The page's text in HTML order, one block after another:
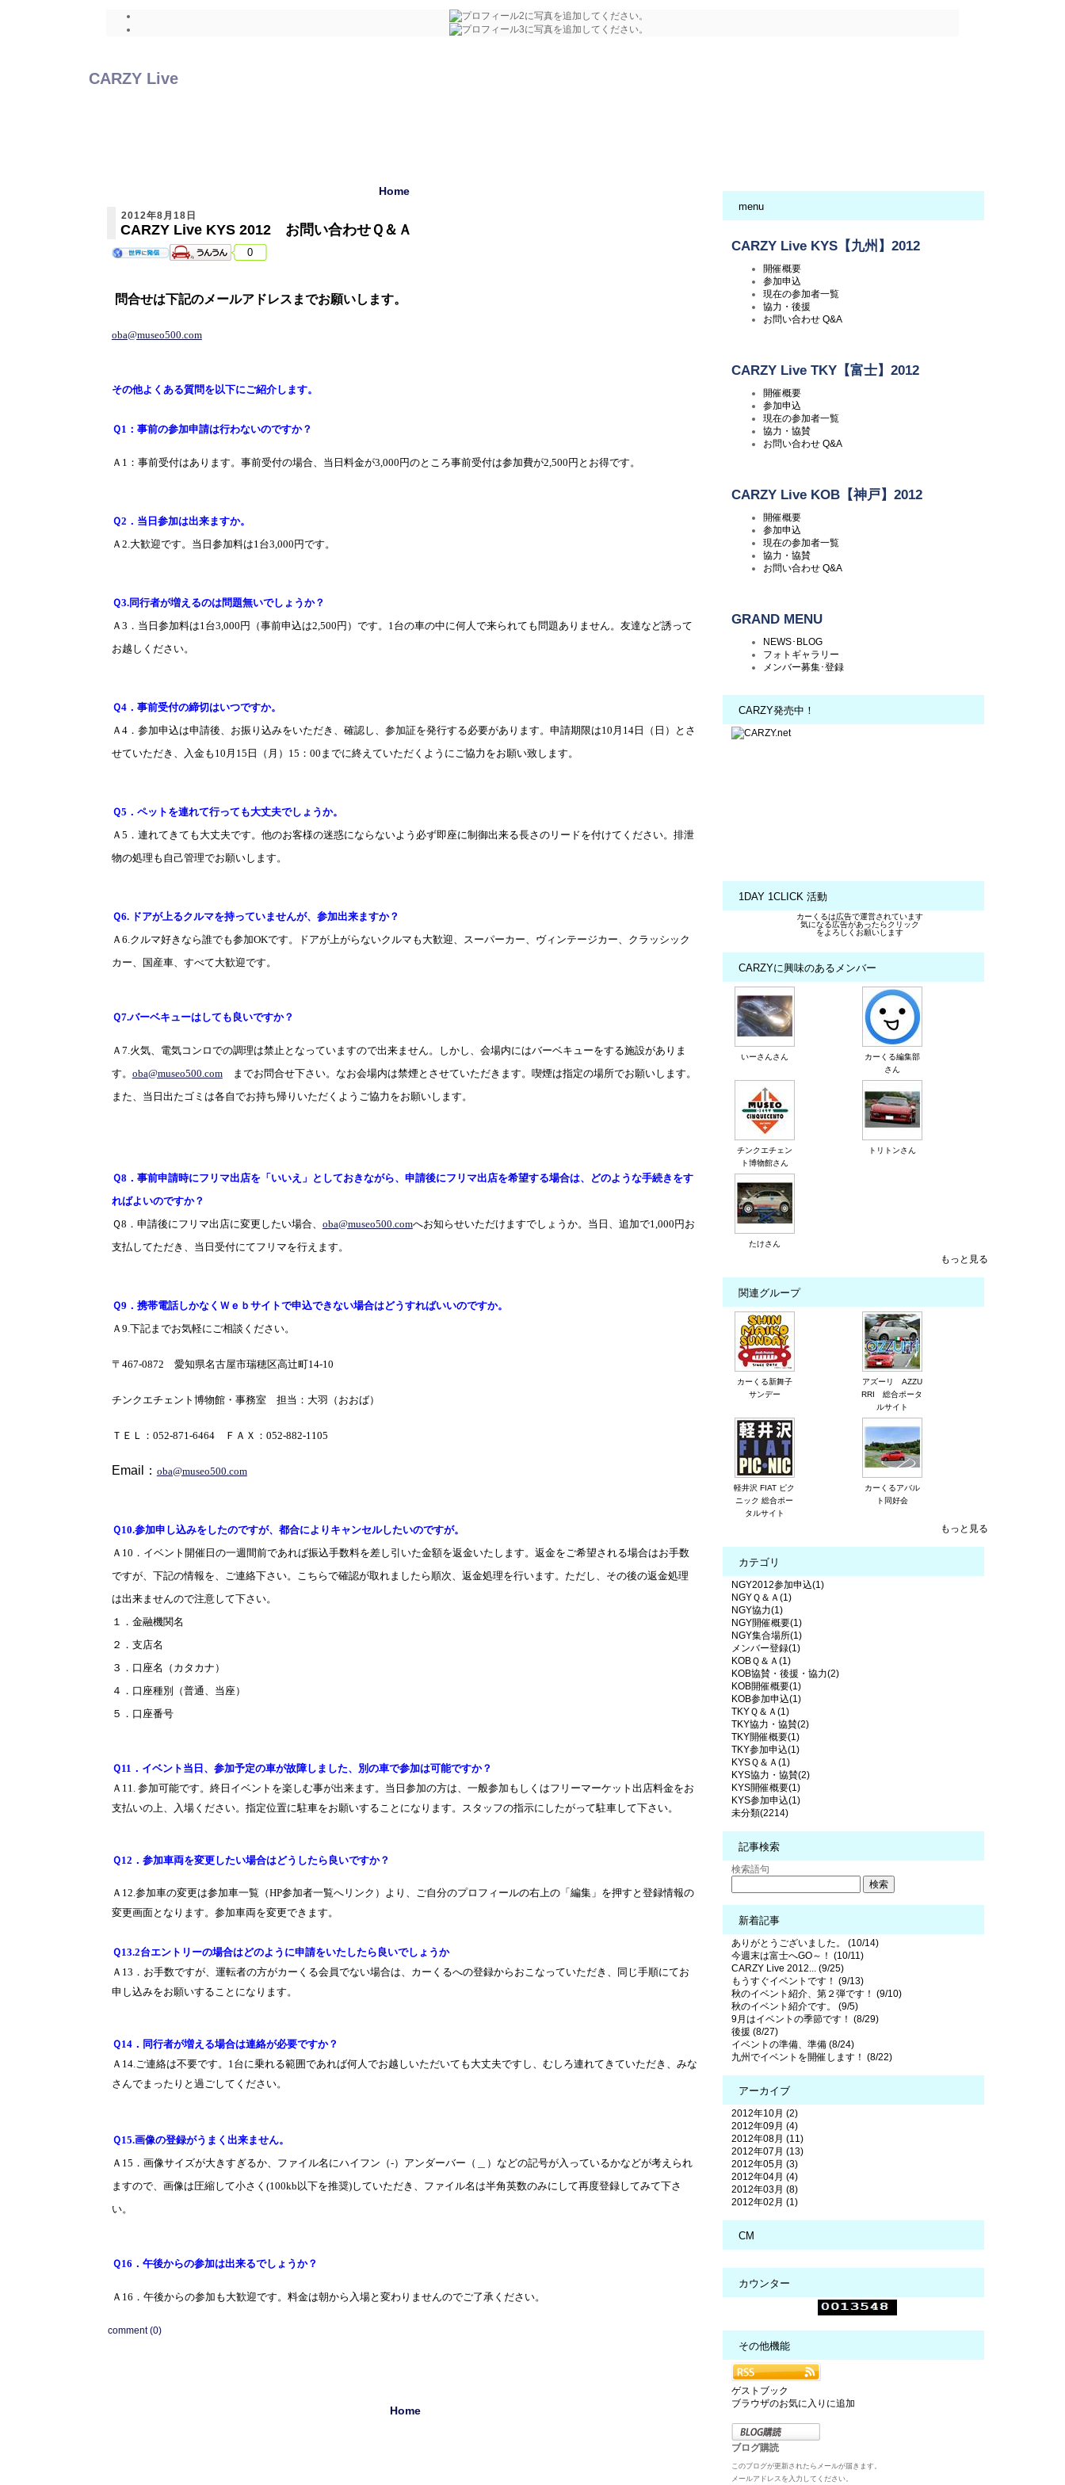
CARZY Live
Home
2012年8月18日
CARZY Live KYS 2012 お問い合わせＱ＆Ａ
0
問合せは下記のメールアドレスまでお願いします。
oba@museo500.com
その他よくある質問を以下にご紹介します。
Ｑ1 ：事前の参加申請は行わないのですか？
Ａ 1 ：事前受付はあります。事前受付の場合、当日料金が3,000 円のところ事前受付は参加費が2,500 円とお得です。
Ｑ2 ．当日参加は出来ますか。
Ａ 2.大歓迎です。当日参加料は1台3,000 円です。
Ｑ3.同行者が増えるのは問題無いでしょうか？
Ａ 3 ．当日参加料は1台3,000 円（事前申込は2,500 円）です。 1台の車の中に何人で来られても問題ありません。友達など誘って
お越しください。
Ｑ4．事前受付の締切はいつですか。
Ａ 4．参加申込は申請後、お振り込みをいただき、確認し、参加証を発行する必要があります。申請期限は10 月 14日（日）とさ
せていただき、入金も 10 月 15 日（月） 15 ： 00 までに終えていただくようにご協力をお願い致します。
Ｑ5 ．ペットを連れて行っても大丈夫でしょうか。
Ａ 5 ．連れてきても大丈夫です。他のお客様の迷惑にならないよう必ず即座に制御出来る長さのリードを付けてください。排泄
物の処理も自己管理でお願いします。
Ｑ6. ドアが上るクルマを持っていませんが、参加出来ますか？
Ａ 6.クルマ好きなら誰でも参加OKです。ドアが上がらないクルマも大歓迎、スーパーカー、ヴィンテージカー、クラッシック
カー、国産車、すべて大歓迎です。
Ｑ7.バーベキューはしても良いですか？
Ａ 7.火気、電気コンロでの調理は禁止となっていますので出来ません。しかし、会場内にはバーベキューをする施設がありま
す。 oba@museo500.comまでお問合せ下さい。なお会場内は禁煙とさせていただきます。喫煙は指定の場所でお願いします。
また、当日出たゴミは各自でお持ち帰りいただくようご協力をお願いします。
Ｑ8 ．事前申請時にフリマ出店を「いいえ」としておきながら、申請後にフリマ出店を希望する場合は、どのような手続きをす
ればよいのですか？
Ｑ8 ．申請後にフリマ出店に変更したい場合、 oba@museo500.comへお知らせいただけますでしょうか。当日、追加で1,000 円お
支払してただき、当日受付にてフリマを行えます。
Ｑ9 ．携帯電話しかなくＷｅｂサイトで申込できない場合はどうすればいいのですか。
Ａ 9.下記までお気軽にご相談ください。
〒 467-0872 愛知県名古屋市瑞穂区高辻町14-10
チンクエチェント博物館・事務室 担当：大羽（おおば）
ＴＥＬ： 052-871-6464ＦＡＸ： 052-882-1105
Email ： oba@museo500.com
Ｑ10.参加申し込みをしたのですが、都合によりキャンセルしたいのですが。
Ａ 10 ．イベント開催日の一週間前であれば振込手数料を差し引いた金額を返金いたします。返金をご希望される場合はお手数
ですが、下記の情報を、ご連絡下さい。こちらで確認が取れましたら順次、返金処理を行います。ただし、その後の返金処理
は出来ませんので注意して下さい。
１．金融機関名
２．支店名
３．口座名（カタカナ）
４．口座種別（普通、当座）
５．口座番号
Ｑ11 ．イベント当日、参加予定の車が故障しました、別の車で参加は可能ですか？
Ａ 11. 参加可能です。終日イベントを楽しむ事が出来ます。当日参加の方は、一般参加もしくはフリーマーケット出店料金をお
支払いの上、入場ください。指定位置に駐車をお願いすることになります。スタッフの指示にしたがって駐車して下さい。
Ｑ12 ．参加車両を変更したい場合はどうしたら良いですか？
Ａ 12.参加車の変更は参加車一覧（HP参加者一覧へリンク）より、ご自分のプロフィールの右上の「編集」を押すと登録情報の
変更画面となります。参加車両を変更できます。
Ｑ13.2台エントリーの場合はどのように申請をいたしたら良いでしょうか
Ａ 13 ．お手数ですが、運転者の方がカーくる会員でない場合は、カーくるへの登録からおこなっていただき、同じ手順にてお
申し込みをお願いすることになります。
Ｑ14．同行者が増える場合は連絡が必要ですか？
Ａ 14.ご連絡は不要です。 1台に乗れる範囲であれば何人でお越しいただいても大丈夫ですし、むしろ連れてきていただき、みな
さんでまったりと過ごしてください。
Ｑ15.画像の登録がうまく出来ません。
Ａ 15 ．画像サイズが大きすぎるか、ファイル名にハイフン（‐）アンダーバー（＿）などの記号が入っているかなどが考えられ
ますので、画像は圧縮して小さく (100kb 以下を推奨)していただき、ファイル名は半角英数のみにして再度登録してみて下さ
い。
Ｑ16 ．午後からの参加は出来るでしょうか？
Ａ 16 ．午後からの参加も大歓迎です。料金は朝から入場と変わりませんのでご了承ください。
comment (0)
Home
menu
CARZY Live KYS【九州】2012
開催概要
参加申込
現在の参加者一覧
協力・後援
お問い合わせ Q&A
CARZY Live TKY【富士】2012
開催概要
参加申込
現在の参加者一覧
協力・協賛
お問い合わせ Q&A
CARZY Live KOB【神戸】2012
開催概要
参加申込
現在の参加者一覧
協力・協賛
お問い合わせ Q&A
GRAND MENU
NEWS･BLOG
フォトギャラリー
メンバー募集･登録
CARZY発売中！
1DAY 1CLICK 活動
カーくるは広告で運営されています
気になる広告があったらクリック
をよろしくお願いします
CARZYに興味のあるメンバー
いーさんさん
カーくる編集部
さん
チンクエチェン
ト博物館さん
トリトンさん
たけさん
もっと見る
関連グループ
カーくる新舞子
サンデー
アズーリ AZZU
RRI 総合ポータ
ルサイト
軽井沢 FIAT ピク
ニック 総合ポー
タルサイト
カーくるアバル
ト同好会
もっと見る
カテゴリ
NGY2012参加申込(1)
NGYＱ＆Ａ(1)
NGY協力(1)
NGY開催概要(1)
NGY集合場所(1)
メンバー登録(1)
KOBＱ＆Ａ(1)
KOB協賛・後援・協力(2)
KOB開催概要(1)
KOB参加申込(1)
TKYＱ＆Ａ(1)
TKY協力・協賛(2)
TKY開催概要(1)
TKY参加申込(1)
KYSＱ＆Ａ(1)
KYS協力・協賛(2)
KYS開催概要(1)
KYS参加申込(1)
未分類(2214)
記事検索
検索語句
新着記事
ありがとうございました。 (10/14)
今週末は富士へGO～！ (10/11)
CARZY Live 2012... (9/25)
もうすぐイベントです！ (9/13)
秋のイベント紹介、第２弾です！ (9/10)
秋のイベント紹介です。 (9/5)
9月はイベントの季節です！ (8/29)
後援 (8/27)
イベントの準備、準備 (8/24)
九州でイベントを開催します！ (8/22)
アーカイブ
2012年10月 (2)
2012年09月 (4)
2012年08月 (11)
2012年07月 (13)
2012年05月 (3)
2012年04月 (4)
2012年03月 (8)
2012年02月 (1)
CM
カウンター
その他機能
ゲストブック
ブラウザのお気に入りに追加
ブログ購読
このブログが更新されたらメールが届きます。
メールアドレスを入力してください。